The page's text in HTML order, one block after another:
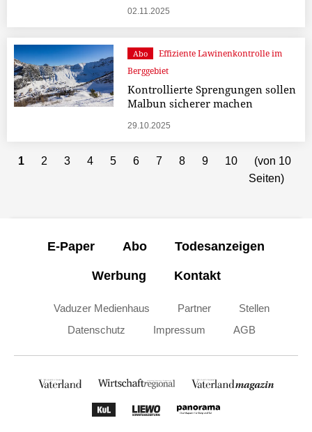
02.11.2025
Abo
Effiziente Lawinenkontrolle im
Berggebiet
Kontrollierte Sprengungen sollen
Malbun sicherer machen
29.10.2025
1 2 3 4 5 6 7 8 9 10
(von 10
Seiten)
E-Paper Abo Todesanzeigen
Werbung Kontakt
Vaduzer Medienhaus Partner
Stellen
Datenschutz
Impressum AGB